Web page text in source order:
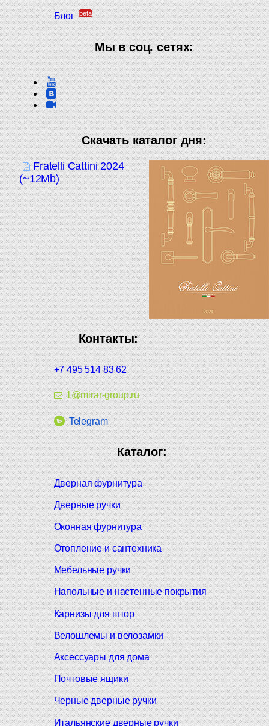
Блог beta
Мы в соц. сетях:
Скачать каталог дня:
Fratelli Cattini 2024
(~12Mb)
Контакты:
+7 495 514 83 62
1@mirar-group.ru
Telegram
Каталог:
Дверная фурнитура
Дверные ручки
Оконная фурнитура
Отопление и сантехника
Мебельные ручки
Напольные и настенные покрытия
Карнизы для штор
Велошлемы и велозамки
Аксессуары для дома
Почтовые ящики
Черные дверные ручки
Итальянские дверные ручки